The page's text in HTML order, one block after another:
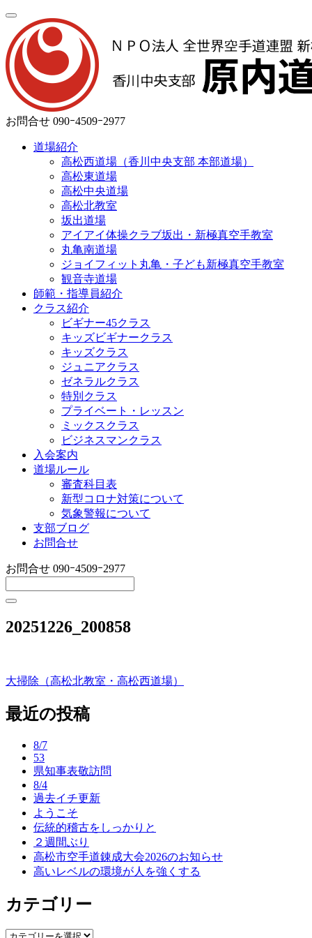
お問合せ 090ｰ4509ｰ2977
道場紹介
高松西道場（香川中央支部 本部道場）
高松東道場
高松中央道場
高松北教室
坂出道場
アイアイ体操クラブ坂出・新極真空手教室
丸亀南道場
ジョイフィット丸亀・子ども新極真空手教室
観音寺道場
師範・指導員紹介
クラス紹介
ビギナー45クラス
キッズビギナークラス
キッズクラス
ジュニアクラス
ゼネラルクラス
特別クラス
プライベート・レッスン
ミックスクラス
ビジネスマンクラス
入会案内
道場ルール
審査科目表
新型コロナ対策について
気象警報について
支部ブログ
お問合せ
お問合せ 090ｰ4509ｰ2977
20251226_200858
投
稿
大掃除（高松北教室・高松西道場）
最近の投稿
8/7
53
県知事表敬訪問
8/4
過去イチ更新
ようこそ
伝統的稽古をしっかりと
２週間ぶり
高松市空手道錬成大会2026のお知らせ
高いレベルの環境が人を強くする
カテゴリー
カ